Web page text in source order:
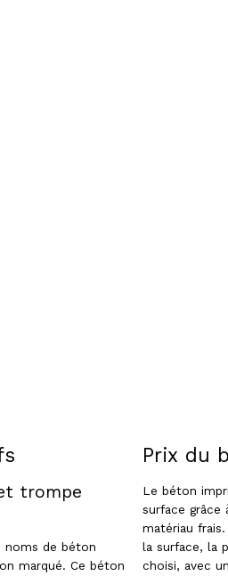
trompe
noms de béton
marqué. Ce béton
Prix du
Le béton
surface grâce
matériau
la surface, la
choisi, avec